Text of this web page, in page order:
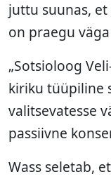
juttu suunas,
on praegu
„Sotsioloog
kiriku tüüpiline
valitsevatesse
passiivne
Wass seletab,